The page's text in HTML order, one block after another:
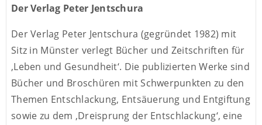
Der Verlag Peter Jentschura
Der Verlag Peter Jentschura (gegründet 1982) mit
Sitz in Münster verlegt Bücher und Zeitschriften für
‚Leben und Gesundheit‘. Die publizierten Werke sind
Bücher und Broschüren mit Schwerpunkten zu den
Themen Entschlackung, Entsäuerung und Entgiftung
sowie zu dem ‚Dreisprung der Entschlackung‘, eine